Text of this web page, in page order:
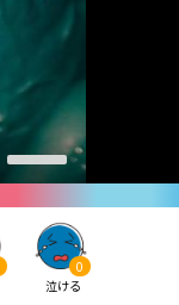
0
泣ける